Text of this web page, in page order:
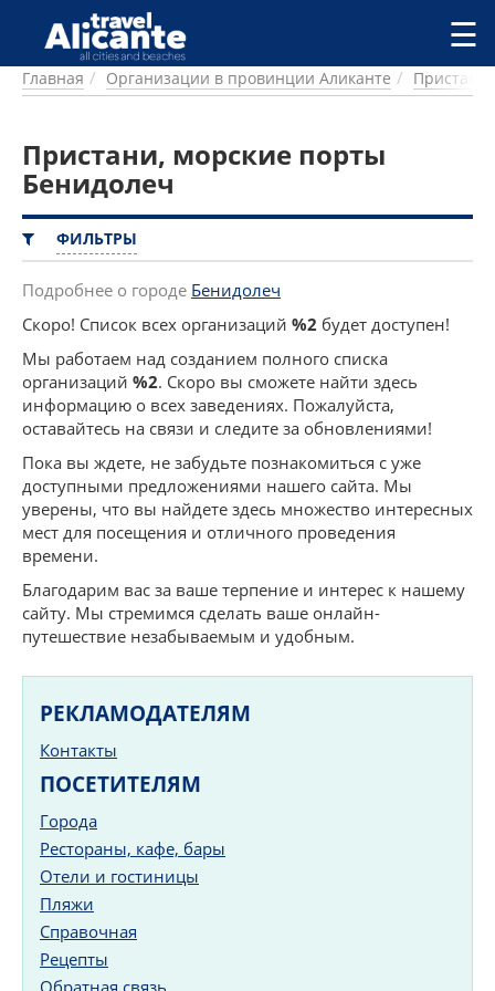
Перейти к основному содержанию
ГОРОДА
ПИТАНИЕ
ПРОЖИВАНИЕ
ПЛЯЖИ
ДОСТОПРИМЕЧАТЕЛЬНОСТИ
КЕМПИНГ
КОМАРКИ (РАЙОНЫ)
РЕЦЕПТЫ
ПРЕДЛОЖЕНИЯ
СТАТЬИ
УСЛУГИ
☰
Главная Организации в провинции Аликанте
Пристани, морские порты
Бенидолеч
ФИЛЬТРЫ
Подробнее о городе Бенидолеч
Скоро! Список всех организаций %2 будет доступен!
Мы работаем над созданием полного списка
организаций %2. Скоро вы сможете найти здесь
информацию о всех заведениях. Пожалуйста,
оставайтесь на связи и следите за обновлениями!
Пока вы ждете, не забудьте познакомиться с уже
доступными предложениями нашего сайта. Мы
уверены, что вы найдете здесь множество интересных
мест для посещения и отличного проведения
времени.
Благодарим вас за ваше терпение и интерес к нашему
сайту. Мы стремимся сделать ваше онлайн-
путешествие незабываемым и удобным.
РЕКЛАМОДАТЕЛЯМ
Контакты
ПОСЕТИТЕЛЯМ
Города
Рестораны, кафе, бары
Отели и гостиницы
Пляжи
Справочная
Рецепты
Обратная связь